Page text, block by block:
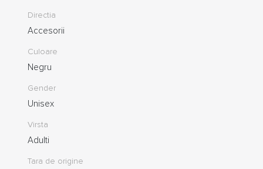
Directia
Accesorii
Culoare
Negru
Gender
Unisex
Virsta
Adulti
Tara de origine